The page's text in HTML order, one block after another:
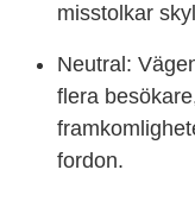
misstolkar
Neutral:
flera
fordon.